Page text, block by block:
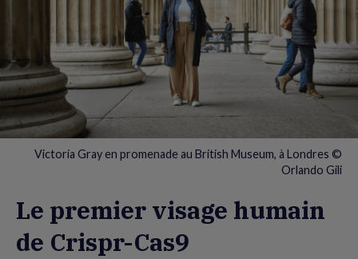
Le premier visage humain
de Crispr-Cas9
Victoria Gray en promenade au British Museum, à Londres ©
Orlando Gili